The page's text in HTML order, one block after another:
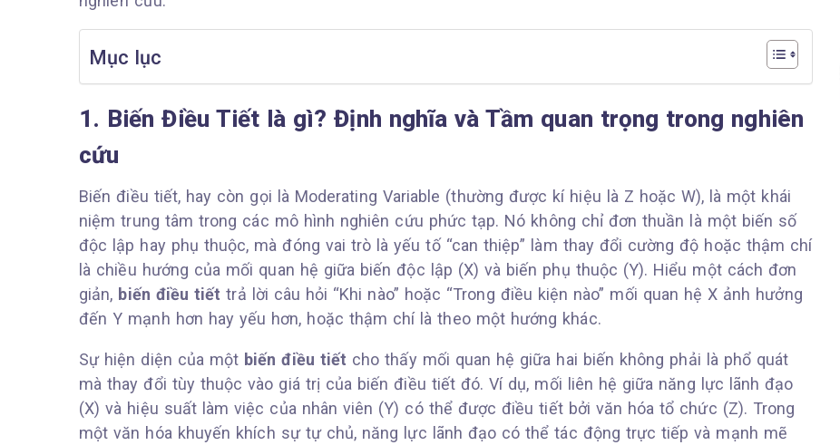
Mục lục
1. Biến Điều Tiết là gì? Định nghĩa và Tầm quan trọng trong nghiên
cứu
Biến điều tiết, hay còn gọi là Moderating Variable (thường được kí hiệu là Z hoặc W), là một khái
niệm trung tâm trong các mô hình nghiên cứu phức tạp. Nó không chỉ đơn thuần là một biến số
độc lập hay phụ thuộc, mà đóng vai trò là yếu tố “can thiệp” làm thay đổi cường độ hoặc thậm chí
là chiều hướng của mối quan hệ giữa biến độc lập (X) và biến phụ thuộc (Y). Hiểu một cách đơn
giản, biến điều tiết trả lời câu hỏi “Khi nào” hoặc “Trong điều kiện nào” mối quan hệ X ảnh hưởng
đến Y mạnh hơn hay yếu hơn, hoặc thậm chí là theo một hướng khác.
Sự hiện diện của một biến điều tiết cho thấy mối quan hệ giữa hai biến không phải là phổ quát
mà thay đổi tùy thuộc vào giá trị của biến điều tiết đó. Ví dụ, mối liên hệ giữa năng lực lãnh đạo
(X) và hiệu suất làm việc của nhân viên (Y) có thể được điều tiết bởi văn hóa tổ chức (Z). Trong
một văn hóa khuyến khích sự tự chủ, năng lực lãnh đạo có thể tác động trực tiếp và mạnh mẽ